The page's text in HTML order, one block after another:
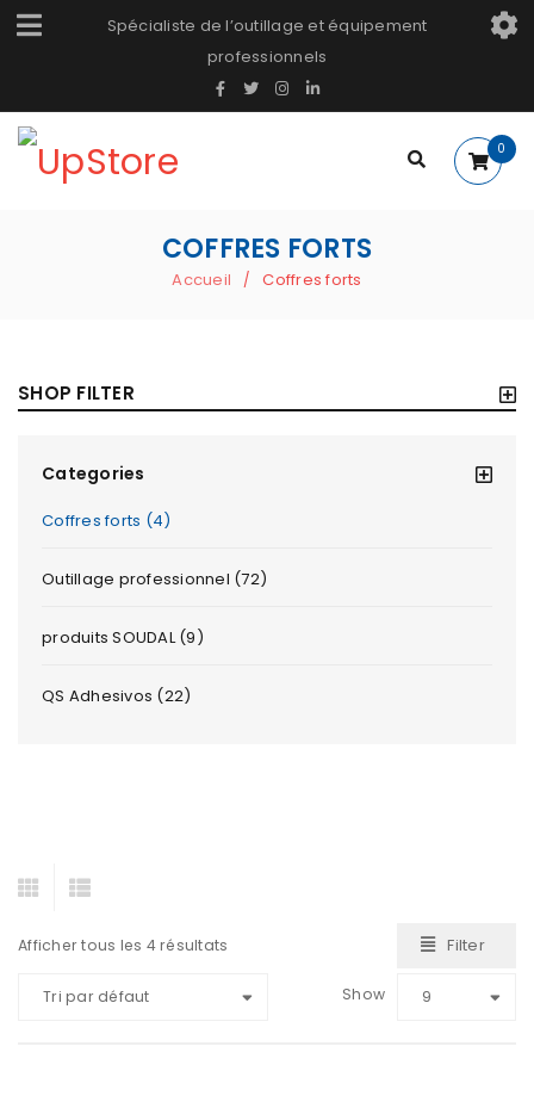
Spécialiste de l’outillage et équipement
professionnels
0
COFFRES FORTS
Accueil / Coffres forts
SHOP FILTER
Categories
Coffres forts (4)
Outillage professionnel (72)
produits SOUDAL (9)
QS Adhesivos (22)
Afficher tous les 4 résultats Filter
Tri par défaut Show 9